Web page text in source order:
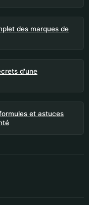
des marques de
d'une
et astuces